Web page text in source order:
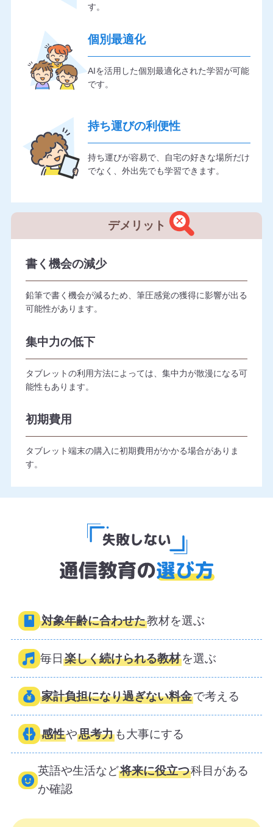
す。
個別最適化
AIを活用した個別最適化された学習が可能
です。
持ち運びの利便性
持ち運びが容易で、自宅の好きな場所だけ
でなく、外出先でも学習できます。
デメリット
書く機会の減少
鉛筆で書く機会が減るため、筆圧感覚の獲得に影響が出る
可能性があります。
集中力の低下
タブレットの利用方法によっては、集中力が散漫になる可
能性もあります。
初期費用
タブレット端末の購入に初期費用がかかる場合がありま
す。
対象年齢に合わせた教材を選ぶ
毎日 楽しく続けられる教材を選ぶ
家計負担になり過ぎない料金で考える
感性や思考力も大事にする
英語や生活など将来に役立つ科目がある
か確認